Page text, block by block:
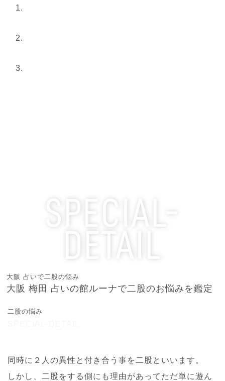
大阪 占いで二股の悩み
大阪 梅田 占いの館ルーナで二股のお悩みを鑑定
SPECIAL-
DETAIL
占いで二股をみたい
二股の悩み
同時に２人の異性と付き合う事を二股といいます。
しかし、二股をする側にも理由があってただ単に遊ん